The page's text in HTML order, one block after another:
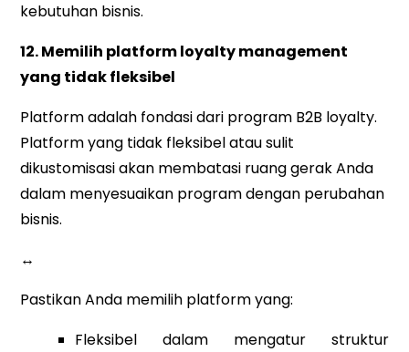
kebutuhan bisnis.
12. Memilih platform loyalty management
yang tidak fleksibel
Platform adalah fondasi dari program B2B loyalty.
Platform yang tidak fleksibel atau sulit
dikustomisasi akan membatasi ruang gerak Anda
dalam menyesuaikan program dengan perubahan
bisnis.
↔
Pastikan Anda memilih platform yang:
Fleksibel dalam mengatur struktur